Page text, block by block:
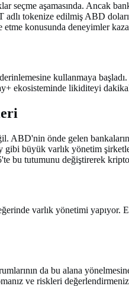
seçme aşamasında. Ancak
tokenize edilmiş ABD
konusunda deneyimler
kullanmaya
ekosisteminde likiditeyi
ABD'nin önde gelen
büyük varlık yönetim
bu tutumunu değiştirerek
varlık yönetimi
da bu alana
ve riskleri